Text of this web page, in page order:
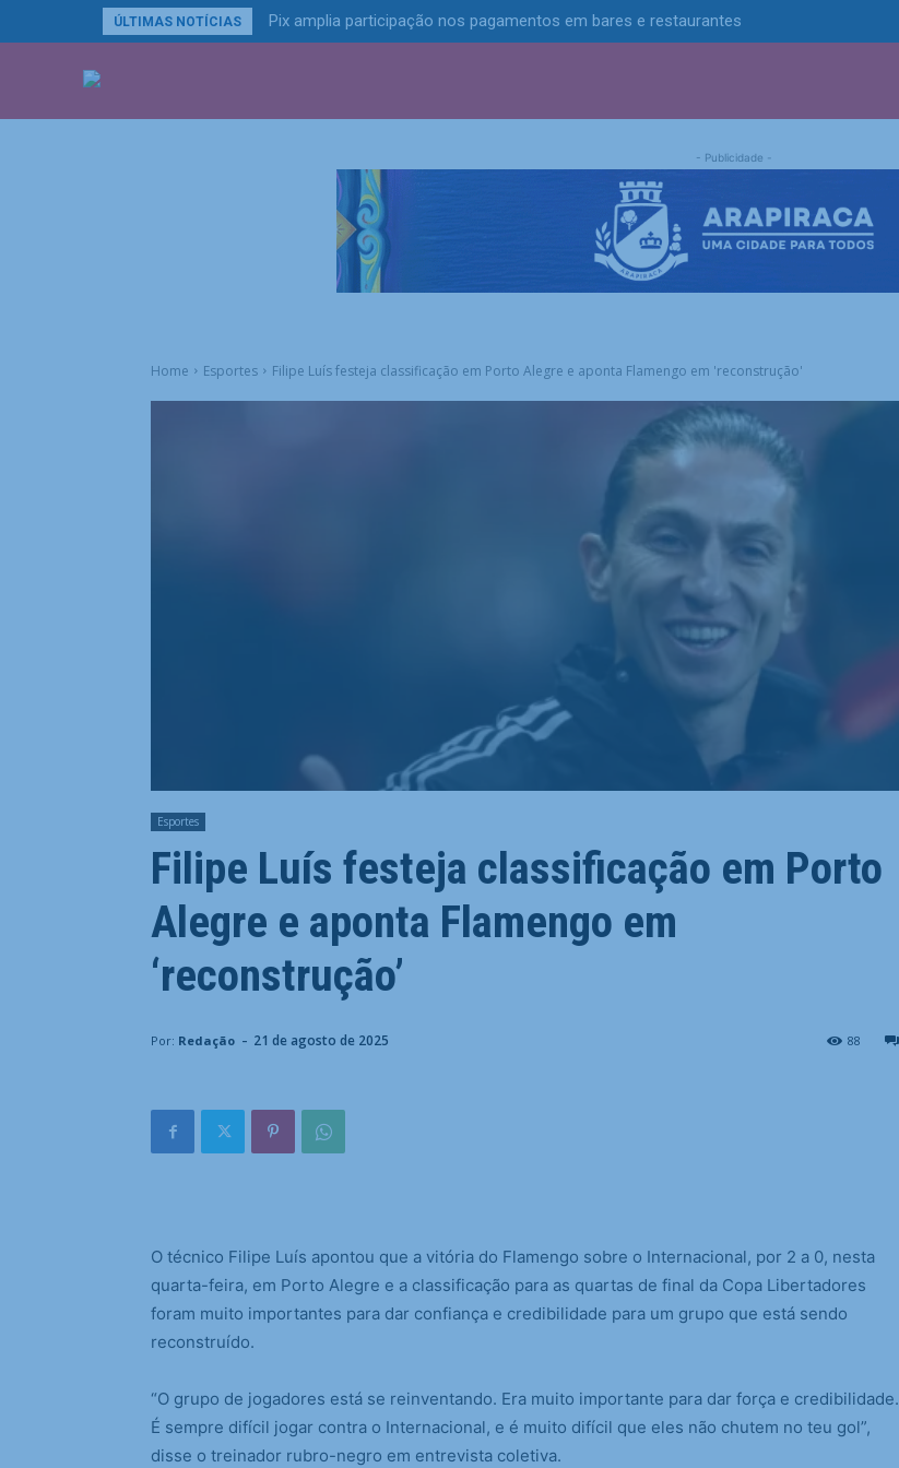
ÚLTIMAS NOTÍCIAS Pix amplia participação nos pagamentos em bares e restaurantes
- Publicidade -
Home Esportes Filipe Luís festeja classificação em Porto Alegre e aponta Flamengo em 'reconstrução'
Esportes
Filipe Luís festeja classificação em Porto
Alegre e aponta Flamengo em
‘reconstrução’
Por: Redação - 21 de agosto de 2025 88
O técnico Filipe Luís apontou que a vitória do Flamengo sobre o Internacional, por 2 a 0, nesta
quarta-feira, em Porto Alegre e a classificação para as quartas de final da Copa Libertadores
foram muito importantes para dar confiança e credibilidade para um grupo que está sendo
reconstruído.
“O grupo de jogadores está se reinventando. Era muito importante para dar força e credibilidade.
É sempre difícil jogar contra o Internacional, e é muito difícil que eles não chutem no teu gol”,
disse o treinador rubro-negro em entrevista coletiva.